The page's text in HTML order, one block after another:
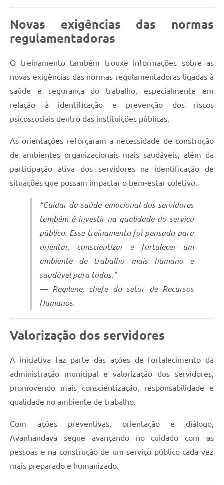
Novas exigências das normas
regulamentadoras
O treinamento também trouxe informações sobre as
novas exigências das normas regulamentadoras ligadas à
saúde e segurança do trabalho, especialmente em
relação à identificação e prevenção dos riscos
psicossociais dentro das instituições públicas.
As orientações reforçaram a necessidade de construção
de ambientes organizacionais mais saudáveis, além da
participação ativa dos servidores na identificação de
situações que possam impactar o bem-estar coletivo.
“Cuidar da saúde emocional dos servidores
também é investir na qualidade do serviço
público. Esse treinamento foi pensado para
orientar, conscientizar e fortalecer um
ambiente de trabalho mais humano e
saudável para todos.”
— Regilene, chefe do setor de Recursos
Humanos.
Valorização dos servidores
A iniciativa faz parte das ações de fortalecimento da
administração municipal e valorização dos servidores,
promovendo mais conscientização, responsabilidade e
qualidade no ambiente de trabalho.
Com ações preventivas, orientação e diálogo,
Avanhandava segue avançando no cuidado com as
pessoas e na construção de um serviço público cada vez
mais preparado e humanizado.